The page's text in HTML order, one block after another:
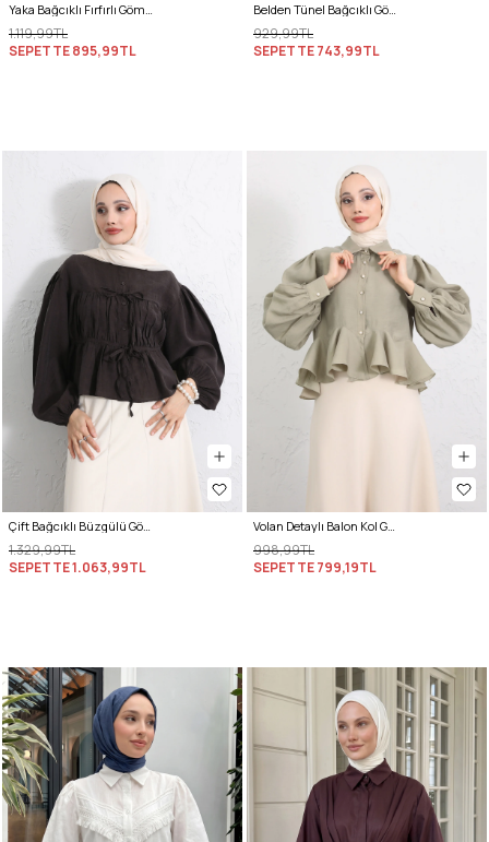
Yaka Bağcıklı Fırfırlı Gömlek Y0108 - LACİVERT
1.119,99TL
SEPETTE895,99TL
Belden Tünel Bağcıklı Gömlek Y0117 - LACİVERT
929,99TL
SEPETTE743,99TL
Çift Bağcıklı Büzgülü Gömlek Y0099 - KOYU KAHVERENGİ
1.329,99TL
SEPETTE1.063,99TL
Volan Detaylı Balon Kol Gömlek Y0095 - AÇIK HAKİ
998,99TL
SEPETTE799,19TL